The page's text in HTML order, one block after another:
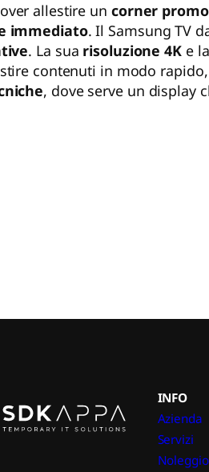
allestire un corner
immediato. Il Samsung TV
. La sua risoluzione 4Ke
contenuti in modo
, dove serve un display
INFO
Azienda
Servizi